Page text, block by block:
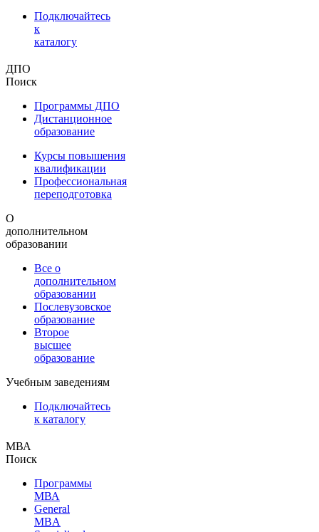
Подключайтесь
к
каталогу
ДПО
Поиск
Программы ДПО
Дистанционное
образование
Курсы повышения
квалификации
Профессиональная
переподготовка
О
дополнительном
образовании
Все о
дополнительном
образовании
Послевузовское
образование
Второе
высшее
образование
Учебным заведениям
Подключайтесь
к каталогу
МВА
Поиск
Программы
МВА
General
MBA